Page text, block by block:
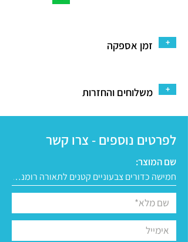
זמן אספקה +
משלוחים והחזרות +
לפרטים נוספים - צרו קשר
שם המוצר: